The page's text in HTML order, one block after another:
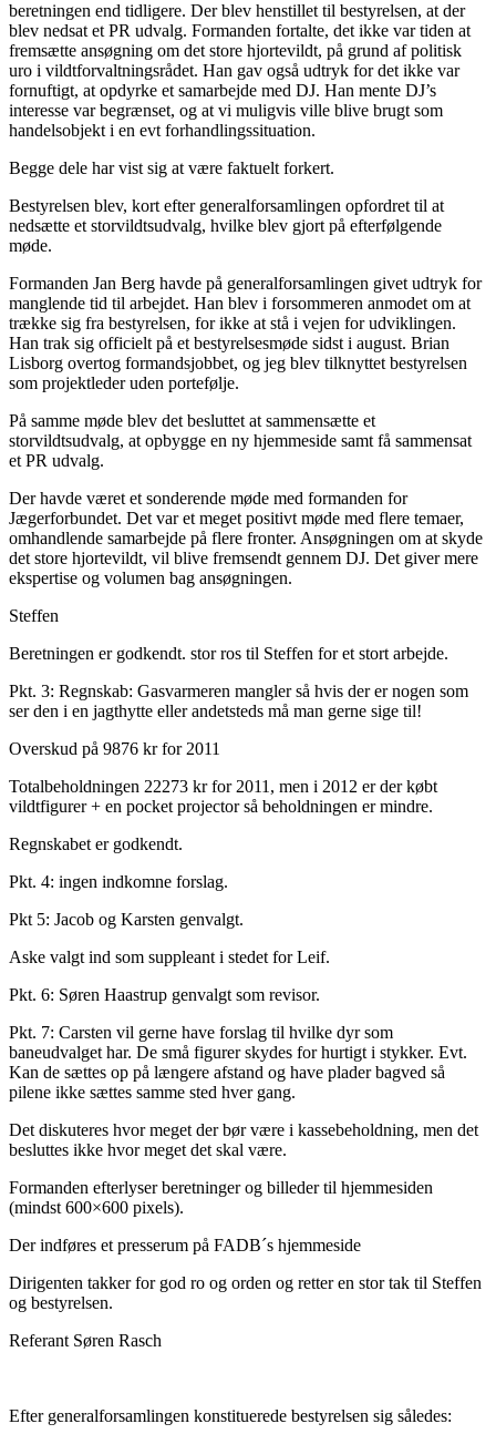
beretningen end tidligere. Der blev henstillet til bestyrelsen, at der
blev nedsat et PR udvalg. Formanden fortalte, det ikke var tiden at
fremsætte ansøgning om det store hjortevildt, på grund af politisk
uro i vildtforvaltningsrådet. Han gav også udtryk for det ikke var
fornuftigt, at opdyrke et samarbejde med DJ. Han mente DJ’s
interesse var begrænset, og at vi muligvis ville blive brugt som
handelsobjekt i en evt forhandlingssituation.
Begge dele har vist sig at være faktuelt forkert.
Bestyrelsen blev, kort efter generalforsamlingen opfordret til at
nedsætte et storvildtsudvalg, hvilke blev gjort på efterfølgende
møde.
Formanden Jan Berg havde på generalforsamlingen givet udtryk for
manglende tid til arbejdet. Han blev i forsommeren anmodet om at
trække sig fra bestyrelsen, for ikke at stå i vejen for udviklingen.
Han trak sig officielt på et bestyrelsesmøde sidst i august. Brian
Lisborg overtog formandsjobbet, og jeg blev tilknyttet bestyrelsen
som projektleder uden portefølje.
På samme møde blev det besluttet at sammensætte et
storvildtsudvalg, at opbygge en ny hjemmeside samt få sammensat
et PR udvalg.
Der havde været et sonderende møde med formanden for
Jægerforbundet. Det var et meget positivt møde med flere temaer,
omhandlende samarbejde på flere fronter. Ansøgningen om at skyde
det store hjortevildt, vil blive fremsendt gennem DJ. Det giver mere
ekspertise og volumen bag ansøgningen.
Steffen
Beretningen er godkendt. stor ros til Steffen for et stort arbejde.
Pkt. 3: Regnskab: Gasvarmeren mangler så hvis der er nogen som
ser den i en jagthytte eller andetsteds må man gerne sige til!
Overskud på 9876 kr for 2011
Totalbeholdningen 22273 kr for 2011, men i 2012 er der købt
vildtfigurer + en pocket projector så beholdningen er mindre.
Regnskabet er godkendt.
Pkt. 4: ingen indkomne forslag.
Pkt 5: Jacob og Karsten genvalgt.
Aske valgt ind som suppleant i stedet for Leif.
Pkt. 6: Søren Haastrup genvalgt som revisor.
Pkt. 7: Carsten vil gerne have forslag til hvilke dyr som
baneudvalget har. De små figurer skydes for hurtigt i stykker. Evt.
Kan de sættes op på længere afstand og have plader bagved så
pilene ikke sættes samme sted hver gang.
Det diskuteres hvor meget der bør være i kassebeholdning, men det
besluttes ikke hvor meget det skal være.
Formanden efterlyser beretninger og billeder til hjemmesiden
(mindst 600×600 pixels).
Der indføres et presserum på FADB´s hjemmeside
Dirigenten takker for god ro og orden og retter en stor tak til Steffen
og bestyrelsen.
Referant Søren Rasch
Efter generalforsamlingen konstituerede bestyrelsen sig således: